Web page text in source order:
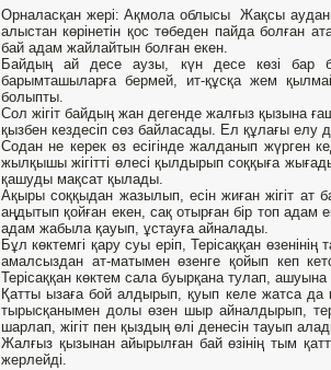
Орналасқан жері: Ақмола облысы Жақсы
алыстан көрінетін қос төбеден пайда болған
бай адам жайлайтын болған екен.
Байдың ай десе аузы, күн десе көзі бар
барымташыларға бермей, ит-құсқа жем
болыпты.
Сол жігіт байдың жан дегенде жалғыз қызына
қызбен кездесіп сөз байласады. Ел құлағы елу
Содан не керек өз есігінде жалданып жүрген
жылқышы жігітті өлесі қылдырып соққыға
қашуды мақсат қылады.
Ақыры соққыдан жазылып, есін жиған жігіт ат
аңдытып қойған екен, сақ отырған бір топ адам
адам жабыла қауып, ұстауға айналады.
Бұл көктемгі қару суы еріп, Терісаққан
амалсыздан ат-матымен өзенге қойып кеп
Терісаққан көктем сала буырқана тулап,
Қатты ызаға бой алдырып, қуып келе жатса да
тырысқанымен долы өзен шыр айналдырып,
шарлап, жігіт пен қыздың өлі денесін тауып
Жалғыз қызынан айырылған бай өзінің тым
жерлейді.